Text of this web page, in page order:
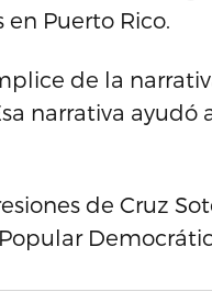
en Puerto Rico.
de la
narrativa ayudó
de Cruz